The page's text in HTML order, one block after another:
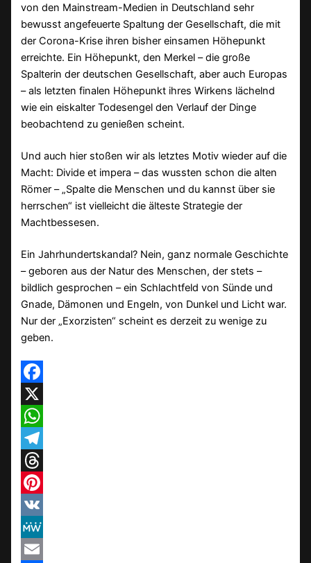
von den Mainstream-Medien in Deutschland sehr
bewusst angefeuerte Spaltung der Gesellschaft, die mit
der Corona-Krise ihren bisher einsamen Höhepunkt
erreichte. Ein Höhepunkt, den Merkel – die große
Spalterin der deutschen Gesellschaft, aber auch Europas
– als letzten finalen Höhepunkt ihres Wirkens lächelnd
wie ein eiskalter Todesengel den Verlauf der Dinge
beobachtend zu genießen scheint.
Und auch hier stoßen wir als letztes Motiv wieder auf die
Macht: Divide et impera – das wussten schon die alten
Römer – „Spalte die Menschen und du kannst über sie
herrschen“ ist vielleicht die älteste Strategie der
Machtbessesen.
Ein Jahrhundertskandal? Nein, ganz normale Geschichte
– geboren aus der Natur des Menschen, der stets –
bildlich gesprochen – ein Schlachtfeld von Sünde und
Gnade, Dämonen und Engeln, von Dunkel und Licht war.
Nur der „Exorzisten“ scheint es derzeit zu wenige zu
geben.
Facebook
X
WhatsApp
Telegram
Threads
Pinterest
VK
MeWe